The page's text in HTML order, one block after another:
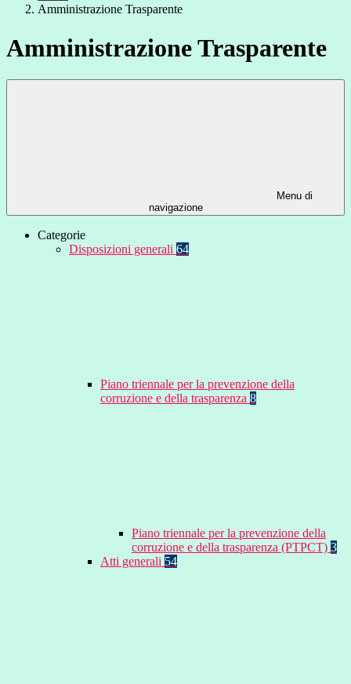
Amministrazione Trasparente
Amministrazione Trasparente
Menu di
navigazione
Categorie
Disposizioni generali 64
Piano triennale per la prevenzione della
corruzione e della trasparenza 8
Piano triennale per la prevenzione della
corruzione e della trasparenza (PTPCT) 3
Atti generali 54